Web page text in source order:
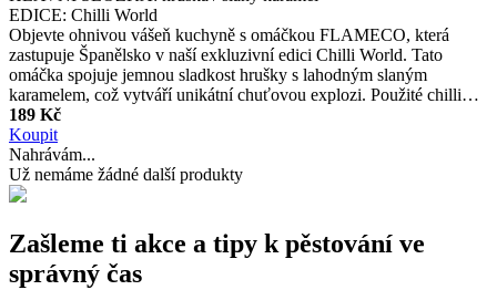
EDICE: Chilli World
Objevte ohnivou vášeň kuchyně s omáčkou FLAMECO, která
zastupuje Španělsko v naší exkluzivní edici Chilli World. Tato
omáčka spojuje jemnou sladkost hrušky s lahodným slaným
karamelem, což vytváří unikátní chuťovou explozi. Použité chilli…
189 Kč
Koupit
Nahrávám...
Už nemáme žádné další produkty
Zašleme ti akce a tipy k pěstování ve
správný čas